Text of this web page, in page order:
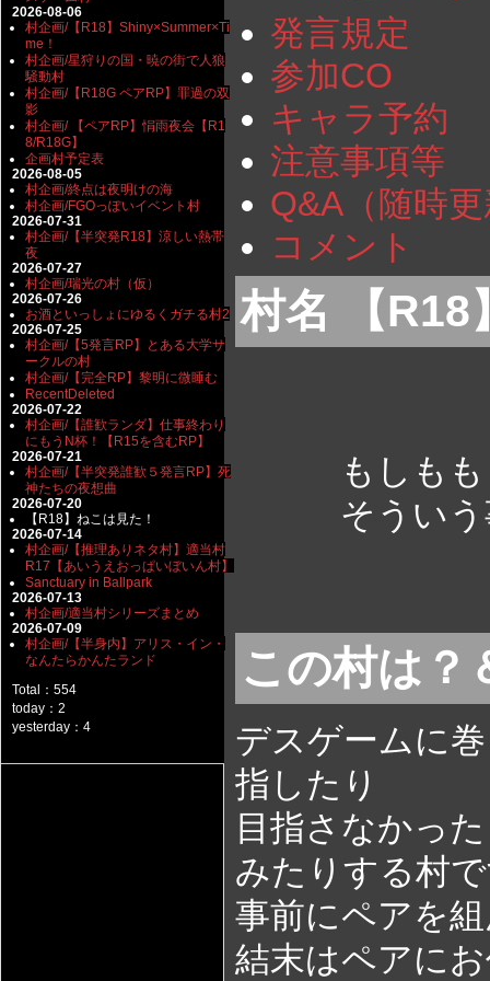
2026-08-06
村企画/【R18】Shiny×Summer×Ti
me！
村企画/星狩りの国・暁の街で人狼
騒動村
村企画/【R18G ペアRP】罪過の双
影
村企画/ 【ペアRP】悁雨夜会【R1
8/R18G】
企画村予定表
2026-08-05
村企画/終点は夜明けの海
村企画/FGOっぽいイベント村
2026-07-31
村企画/【半突発R18】涼しい熱帯
夜
2026-07-27
村企画/瑞光の村（仮）
2026-07-26
お酒といっしょにゆるくガチる村2
2026-07-25
村企画/【5発言RP】とある大学サ
ークルの村
村企画/【完全RP】黎明に微睡む
RecentDeleted
2026-07-22
村企画/【誰歓ランダ】仕事終わり
にもうN杯！【R15を含むRP】
2026-07-21
村企画/【半突発誰歓５発言RP】死
神たちの夜想曲
2026-07-20
【R18】ねこは見た！
2026-07-14
村企画/【推理ありネタ村】適当村
R17【あいうえおっぱいぼいん村】
Sanctuary in Ballpark
2026-07-13
村企画/適当村シリーズまとめ
2026-07-09
村企画/【半身内】アリス・イン・
なんたらかんたランド
Total：554
today：2
yesterday：4
発言規定
参加CO
キャラ予約
注意事項等
Q&A（随時
コメント
村名 【
もしももう
そういう事
この村は？
デスゲームに
指したり
目指さなかっ
みたりする村
事前にペアを
結末はペアに